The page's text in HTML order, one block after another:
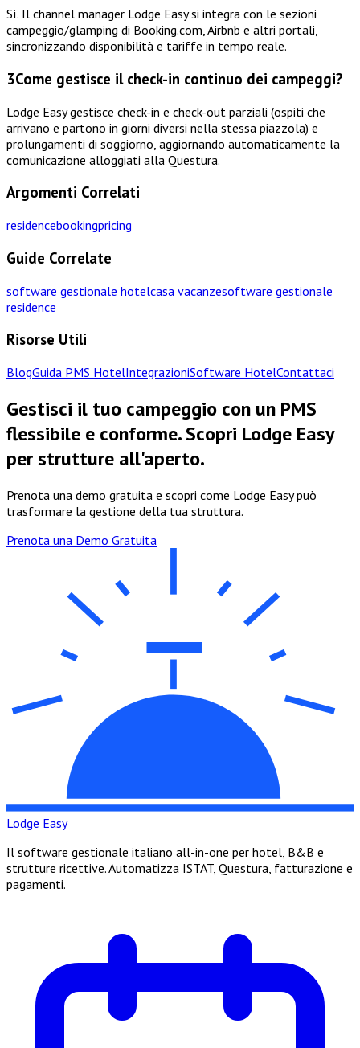
Sì. Il channel manager Lodge Easy si integra con le sezioni
campeggio/glamping di Booking.com, Airbnb e altri portali,
sincronizzando disponibilità e tariffe in tempo reale.
3Come gestisce il check-in continuo dei campeggi?
Lodge Easy gestisce check-in e check-out parziali (ospiti che
arrivano e partono in giorni diversi nella stessa piazzola) e
prolungamenti di soggiorno, aggiornando automaticamente la
comunicazione alloggiati alla Questura.
Argomenti Correlati
residencebookingpricing
Guide Correlate
software gestionale hotelcasa vacanzesoftware gestionale
residence
Risorse Utili
BlogGuida PMS HotelIntegrazioniSoftware HotelContattaci
Gestisci il tuo campeggio con un PMS
flessibile e conforme. Scopri Lodge Easy
per strutture all'aperto.
Prenota una demo gratuita e scopri come Lodge Easy può
trasformare la gestione della tua struttura.
Prenota una Demo Gratuita
Lodge Easy
Il software gestionale italiano all-in-one per hotel, B&B e
strutture ricettive. Automatizza ISTAT, Questura, fatturazione e
pagamenti.